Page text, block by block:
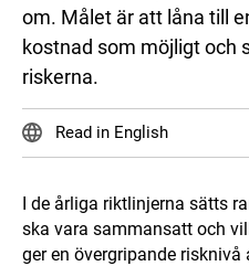
om. Målet är att låna till
kostnad som möjligt och
riskerna.
Read in English
I de årliga riktlinjerna sätts
ska vara sammansatt och
ger en övergripande